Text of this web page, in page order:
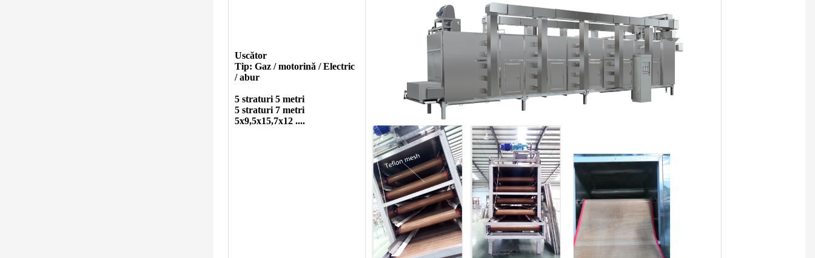
Uscător
Tip: Gaz / motorină / Electric
/ abur
5 straturi 5 metri
5 straturi 7 metri
5x9,5x15,7x12 ....